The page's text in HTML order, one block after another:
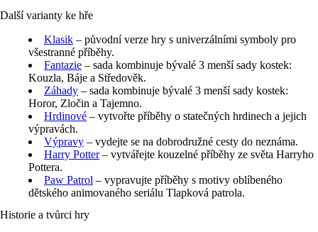
Další varianty ke hře
Klasik – původní verze hry s univerzálními symboly pro
všestranné příběhy.
Fantazie – sada kombinuje bývalé 3 menší sady kostek:
Kouzla, Báje a Středověk.
Záhady – sada kombinuje bývalé 3 menší sady kostek:
Horor, Zločin a Tajemno.
Hrdinové – vytvořte příběhy o statečných hrdinech a jejich
výpravách.
Výpravy – vydejte se na dobrodružné cesty do neznáma.
Harry Potter– vytvářejte kouzelné příběhy ze světa Harryho
Pottera.
Paw Patrol – vypravujte příběhy s motivy oblíbeného
dětského animovaného seriálu Tlapková patrola.
Historie a tvůrci hry